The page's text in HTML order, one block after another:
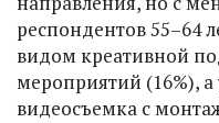
респондентов 55–64
видом креативной
мероприятий (16%),
видеосъемка с